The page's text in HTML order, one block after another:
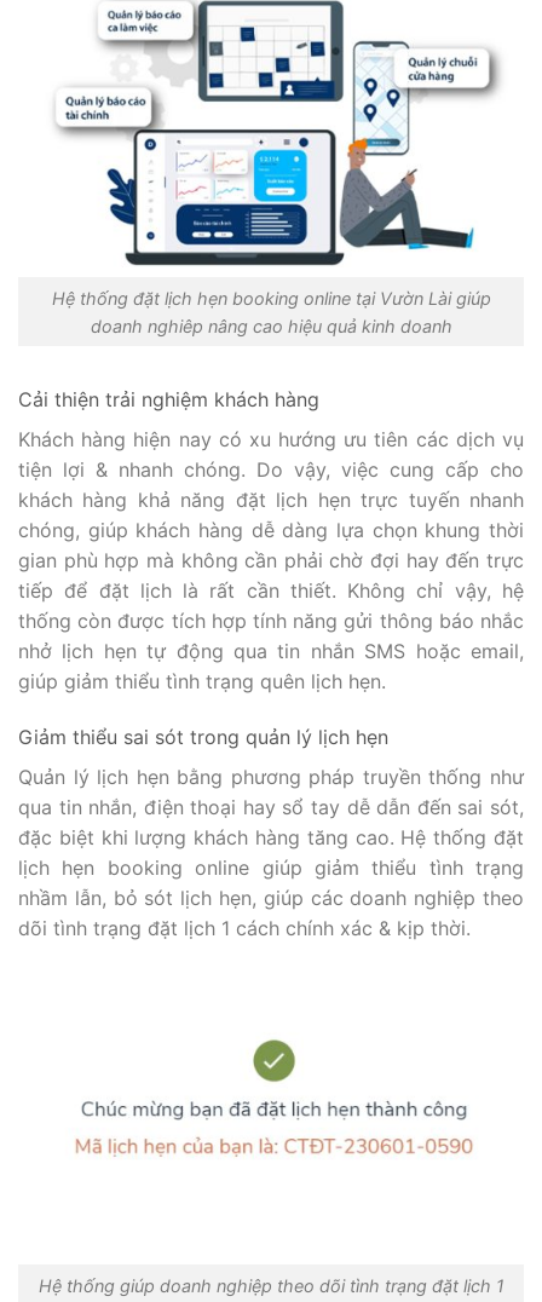
Hệ thống đặt lịch hẹn booking online tại Vườn Lài giúp
doanh nghiêp nâng cao hiệu quả kinh doanh
Cải thiện trải nghiệm khách hàng
Khách hàng hiện nay có xu hướng ưu tiên các dịch vụ
tiện lợi & nhanh chóng. Do vậy, việc cung cấp cho
khách hàng khả năng đặt lịch hẹn trực tuyến nhanh
chóng, giúp khách hàng dễ dàng lựa chọn khung thời
gian phù hợp mà không cần phải chờ đợi hay đến trực
tiếp để đặt lịch là rất cần thiết. Không chỉ vậy, hệ
thống còn được tích hợp tính năng gửi thông báo nhắc
nhở lịch hẹn tự động qua tin nhắn SMS hoặc email,
giúp giảm thiểu tình trạng quên lịch hẹn.
Giảm thiểu sai sót trong quản lý lịch hẹn
Quản lý lịch hẹn bằng phương pháp truyền thống như
qua tin nhắn, điện thoại hay sổ tay dễ dẫn đến sai sót,
đặc biệt khi lượng khách hàng tăng cao. Hệ thống đặt
lịch hẹn booking online giúp giảm thiểu tình trạng
nhầm lẫn, bỏ sót lịch hẹn, giúp các doanh nghiệp theo
dõi tình trạng đặt lịch 1 cách chính xác & kịp thời.
Hệ thống giúp doanh nghiệp theo dõi tình trạng đặt lịch 1